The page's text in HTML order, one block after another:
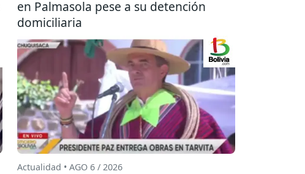
en Palmasola pese a su detención
domiciliaria
Actualidad • AGO 6 / 2026